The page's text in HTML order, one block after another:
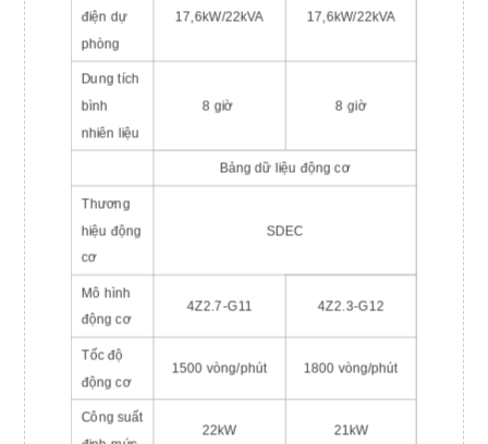
điện dự
phòng
17,6kW/22kVA 17,6kW/22kVA
Dung tích
bình
nhiên liệu
8 giờ 8 giờ
Bảng dữ liệu động cơ
Thương
hiệu động
cơ
SDEC
Mô hình
động cơ
4Z2.7-G11 4Z2.3-G12
Tốc độ
động cơ
1500 vòng/phút 1800 vòng/phút
Công suất
22kW 21kW